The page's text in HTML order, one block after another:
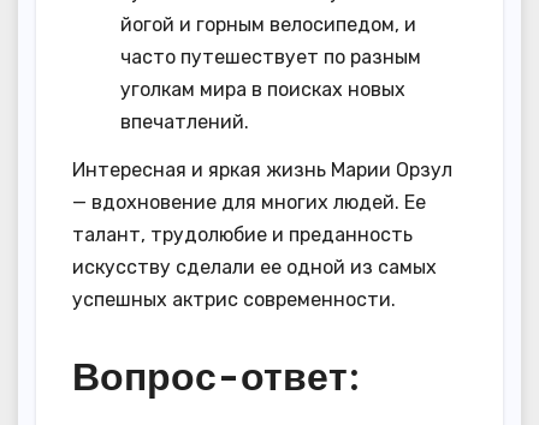
йогой и горным велосипедом, и
часто путешествует по разным
уголкам мира в поисках новых
впечатлений.
Интересная и яркая жизнь Марии Орзул
— вдохновение для многих людей. Ее
талант, трудолюбие и преданность
искусству сделали ее одной из самых
успешных актрис современности.
Вопрос-ответ: